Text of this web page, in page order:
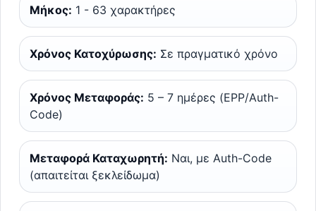
Μήκος: 1 - 63 χαρακτήρες
Χρόνος Κατοχύρωσης: Σε πραγματικό χρόνο
Χρόνος Μεταφοράς: 5 – 7 ημέρες (EPP/Auth-
Code)
Μεταφορά Καταχωρητή: Ναι, με Auth-Code
(απαιτείται ξεκλείδωμα)